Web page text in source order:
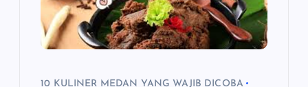
10 KULINER MEDAN YANG WAJIB DICOBA